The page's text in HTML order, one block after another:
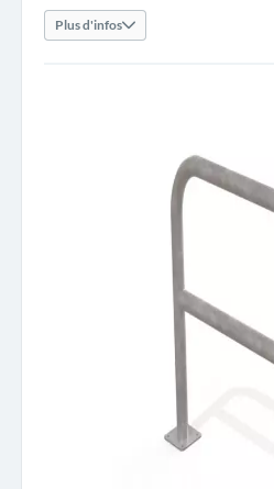
Plus d'infos